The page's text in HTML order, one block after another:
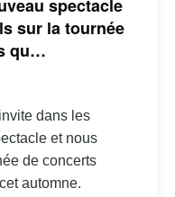
spectacle
sur la tournée
qu…
dans les
et nous
de concerts
automne.